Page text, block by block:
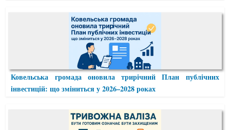
Ковельська громада оновила трирічний План публічних
інвестицій: що зміниться у 2026–2028 роках